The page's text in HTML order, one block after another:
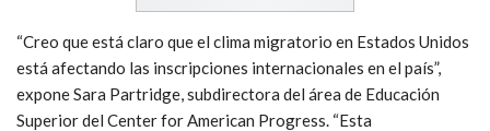
“Creo que está claro que el clima migratorio en Estados Unidos
está afectando las inscripciones internacionales en el país”,
expone Sara Partridge, subdirectora del área de Educación
Superior del Center for American Progress. “Esta